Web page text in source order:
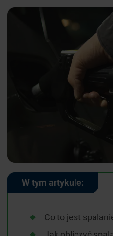
W tym artykule:
Co to jest